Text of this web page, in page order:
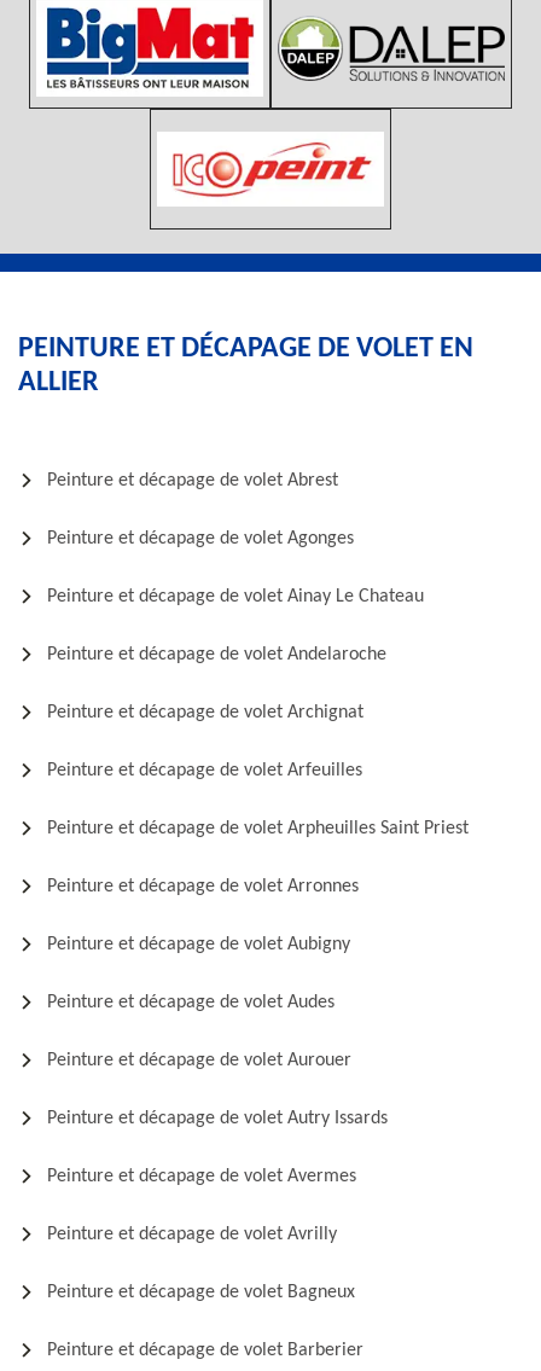
PEINTURE ET DÉCAPAGE DE VOLET EN
ALLIER
Peinture et décapage de volet Abrest
Peinture et décapage de volet Agonges
Peinture et décapage de volet Ainay Le Chateau
Peinture et décapage de volet Andelaroche
Peinture et décapage de volet Archignat
Peinture et décapage de volet Arfeuilles
Peinture et décapage de volet Arpheuilles Saint Priest
Peinture et décapage de volet Arronnes
Peinture et décapage de volet Aubigny
Peinture et décapage de volet Audes
Peinture et décapage de volet Aurouer
Peinture et décapage de volet Autry Issards
Peinture et décapage de volet Avermes
Peinture et décapage de volet Avrilly
Peinture et décapage de volet Bagneux
Peinture et décapage de volet Barberier